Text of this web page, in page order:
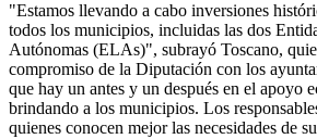
"Estamos llevando a cabo inversiones
todos los municipios, incluidas las dos
Autónomas (ELAs)", subrayó Toscano,
compromiso de la Diputación con los
que hay un antes y un después en el apoyo
brindando a los municipios. Los
quienes conocen mejor las necesidades de